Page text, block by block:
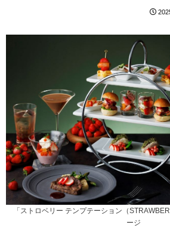
「ストロベリー テンプテーション（
ージ